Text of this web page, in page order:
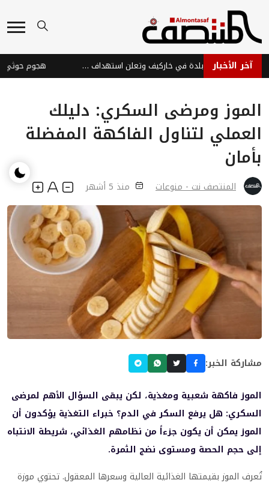
آخر الأخبار روسيا تسيطر على بلدة في خاركيف وتعلن استهداف سفن أوكرانية
الموز ومرضى السكري: دليلك
العملي لتناول الفاكهة المفضلة
بأمان
المنتصف نت - منوعات منذ 5 أشهر
مشاركة الخبر:
الموز فاكهة شعبية ومغذية، لكن يبقى السؤال الأهم لمرضى
السكري: هل يرفع السكر في الدم؟ خبراء التغذية يؤكدون أن
الموز يمكن أن يكون جزءاً من نظامهم الغذائي، شريطة الانتباه
إلى حجم الحصة ومستوى نضج الثمرة.
تُعرف الموز بقيمتها الغذائية العالية وسعرها المعقول. تحتوي موزة